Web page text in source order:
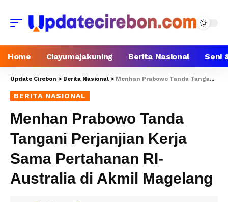
Home Ciayumajakuning Berita Nasional Seni
Update Cirebon > Berita Nasional > Menhan Prabowo Tanda Tangani Perjanjian Kerja Sama Pertahanan RI-Australia di Akmil Magelang
BERITA NASIONAL
Menhan Prabowo Tanda
Tangani Perjanjian Kerja
Sama Pertahanan RI-
Australia di Akmil Magelang